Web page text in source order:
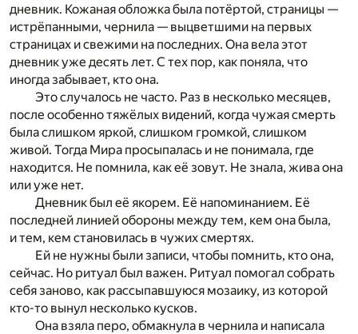
дневник. Кожаная обложка была потёртой, страницы —
истрёпанными, чернила — выцветшими на первых
страницах и свежими на последних. Она вела этот
дневник уже десять лет. С тех пор, как поняла, что
иногда забывает, кто она.
Это случалось не часто. Раз в несколько месяцев,
после особенно тяжёлых видений, когда чужая смерть
была слишком яркой, слишком громкой, слишком
живой. Тогда Мира просыпалась и не понимала, где
находится. Не помнила, как её зовут. Не знала, жива она
или уже нет.
Дневник был её якорем. Её напоминанием. Её
последней линией обороны между тем, кем она была,
и тем, кем становилась в чужих смертях.
Ей не нужны были записи, чтобы помнить, кто она,
сейчас. Но ритуал был важен. Ритуал помогал собрать
себя заново, как рассыпавшуюся мозаику, из которой
кто-то вынул несколько кусков.
Она взяла перо, обмакнула в чернила и написала